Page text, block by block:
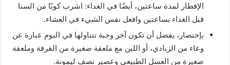
الإفطار لمدة ساعتين، أيضًا في الغداء: اشرب كوبًا من السنا
قبل الغداء بساعتين وافعل نفس الشيء في العشاء.
بإختصار، يفضل أن تكون آخر وجبة تتناولها في اليوم عبارة عن
وعاء من الزبادي، أو اللبن مع ملعقة صغيرة من القرفة وملعقة
صغيرة من العسل الطبيعي وعصير نصف ليمونة.